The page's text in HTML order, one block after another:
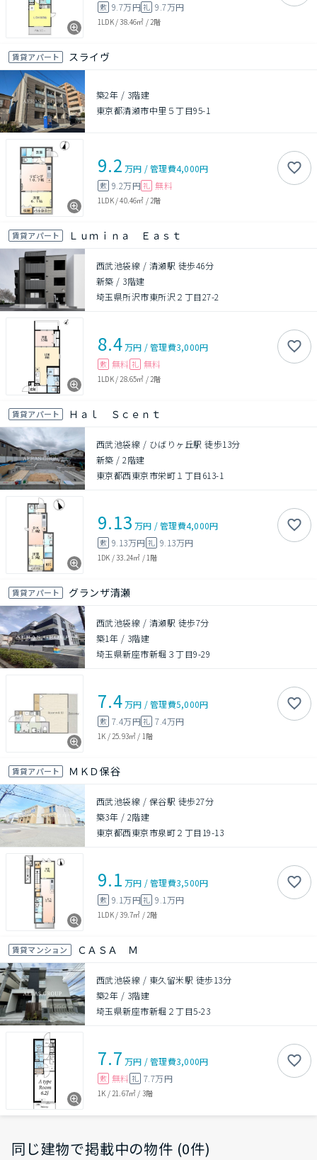
敷 9.7万円礼 9.7万円
1LDK/38.46㎡ / 2階
賃貸アパート スライヴ
築2年 / 3階建
東京都清瀬市中里５丁目95-1
9.2 万円 /管理費4,000円
敷 9.2万円 礼 無料
1LDK/40.46㎡ / 2階
賃貸アパート Ｌｕｍｉｎａ Ｅａｓｔ
西武池袋線 / 清瀬駅 徒歩46分
新築 / 3階建
埼玉県所沢市東所沢２丁目27-2
8.4万円 /管理費3,000円
敷 無料 礼 無料
1LDK/ 28.65㎡ / 2階
賃貸アパート Ｈａｌ Ｓｃｅｎｔ
西武池袋線 / ひばりヶ丘駅 徒歩13分
新築 /2階建
東京都西東京市栄町１丁目613-1
9.13 万円 /管理費4,000円
敷 9.13万円 礼 9.13万円
1DK /33.24㎡ / 1階
賃貸アパート グランザ清瀬
西武池袋線 / 清瀬駅 徒歩7分
築1年 / 3階建
埼玉県新座市新堀３丁目9-29
7.4万円 /管理費5,000円
敷 7.4万円礼 7.4万円
1K / 25.93㎡ / 1階
賃貸アパート ＭＫＤ保谷
西武池袋線 / 保谷駅 徒歩27分
築3年 / 2階建
東京都西東京市泉町２丁目19-13
9.1 万円 /管理費3,500円
敷 9.1万円礼 9.1万円
1LDK/39.7㎡ / 2階
賃貸マンション ＣＡＳＡ Ｍ
西武池袋線 / 東久留米駅 徒歩13分
築2年 / 3階建
埼玉県新座市新堀２丁目5-23
7.7 万円 /管理費3,000円
敷 無料 礼 7.7万円
1K / 21.67㎡ / 3階
同じ建物で掲載中の物件 (0件)